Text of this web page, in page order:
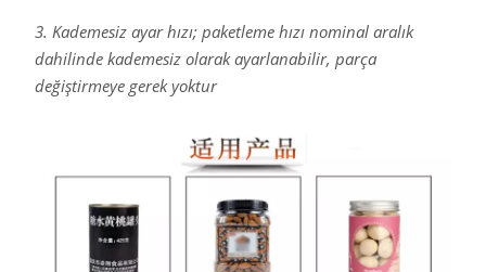
3. Kademesiz ayar hızı; paketleme hızı nominal aralık
dahilinde kademesiz olarak ayarlanabilir, parça
değiştirmeye gerek yoktur